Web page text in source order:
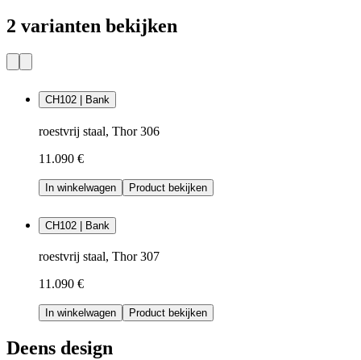
2 varianten bekijken
CH102 | Bank
roestvrij staal, Thor 306
11.090 €
In winkelwagen Product bekijken
CH102 | Bank
roestvrij staal, Thor 307
11.090 €
In winkelwagen Product bekijken
Deens design